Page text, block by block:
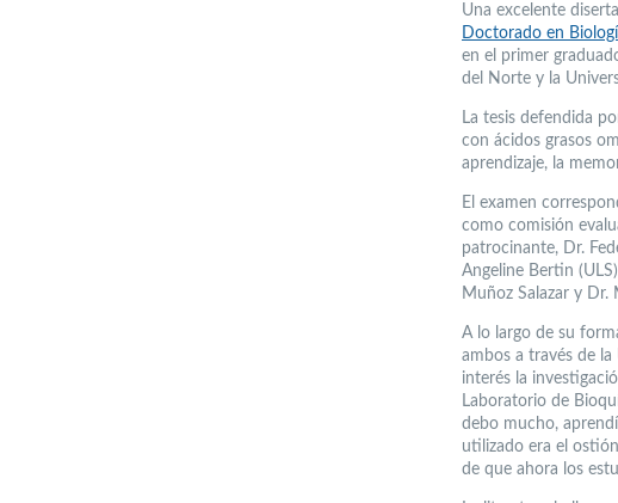
Una excelente
Doctorado en
en el primer
del Norte y la
La tesis defendida
con ácidos grasos
aprendizaje, la
El examen
como comisión
patrocinante, Dr.
Angeline Bertin
Muñoz Salazar y Dr.
A lo largo de su
ambos a través de
interés la
Laboratorio de
debo mucho,
utilizado era el
de que ahora los